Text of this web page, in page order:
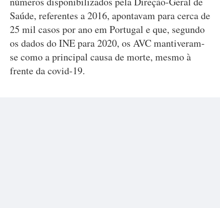
Saúde, referentes a 2016, apontavam para cerca de
25 mil casos por ano em Portugal e que, segundo
os dados do INE para 2020, os AVC mantiveram-
se como a principal causa de morte, mesmo à
frente da covid-19.